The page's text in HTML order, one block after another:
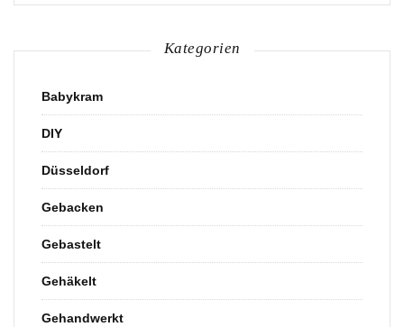
Kategorien
Babykram
DIY
Düsseldorf
Gebacken
Gebastelt
Gehäkelt
Gehandwerkt